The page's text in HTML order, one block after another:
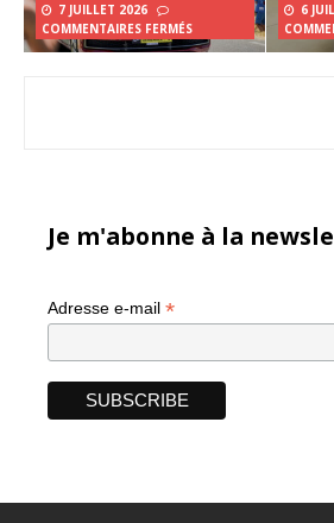
7 JUILLET 2026
COMMENTAIRES FERMÉS
6
Je m'abonne à la
Adresse e-mail *